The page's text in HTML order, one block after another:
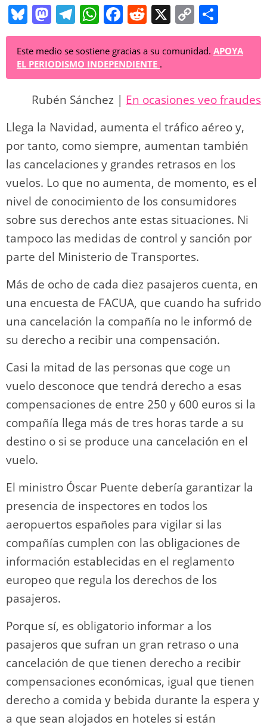
Bl
u
e
sk
y
M
a
st
o
d
o
n
T
el
e
gr
a
m
W
h
at
s
p
p
F
a
c
e
b
o
o
k
R
e
d
di
X C
o
p
n
k
o
m
ar
tir
Este medio se sostiene gracias a su comunidad. APOYA
EL PERIODISMO INDEPENDIENTE .
Rubén Sánchez | En ocasiones veo fraudes
Llega la Navidad, aumenta el tráfico aéreo y,
por tanto, como siempre, aumentan también
las cancelaciones y grandes retrasos en los
vuelos. Lo que no aumenta, de momento, es el
nivel de conocimiento de los consumidores
sobre sus derechos ante estas situaciones. Ni
tampoco las medidas de control y sanción por
parte del Ministerio de Transportes.
Más de ocho de cada diez pasajeros cuenta, en
una encuesta de FACUA, que cuando ha sufrido
una cancelación la compañía no le informó de
su derecho a recibir una compensación.
Casi la mitad de las personas que coge un
vuelo desconoce que tendrá derecho a esas
compensaciones de entre 250 y 600 euros si la
compañía llega más de tres horas tarde a su
destino o si se produce una cancelación en el
vuelo.
El ministro Óscar Puente debería garantizar la
presencia de inspectores en todos los
aeropuertos españoles para vigilar si las
compañías cumplen con las obligaciones de
información establecidas en el reglamento
europeo que regula los derechos de los
pasajeros.
Porque sí, es obligatorio informar a los
pasajeros que sufran un gran retraso o una
cancelación de que tienen derecho a recibir
compensaciones económicas, igual que tienen
derecho a comida y bebida durante la espera y
a que sean alojados en hoteles si están